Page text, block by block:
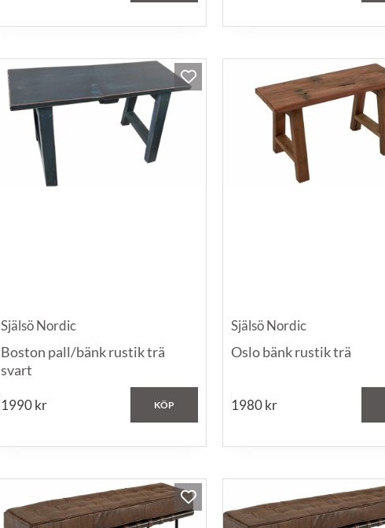
Själsö Nordic
Boston pall/bänk rustik trä
svart
1990kr KÖP
Själsö Nordic
Oslo bänk rustik trä
1980kr